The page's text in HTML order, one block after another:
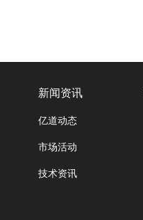
新闻资讯
亿道动态
市场活动
技术资讯